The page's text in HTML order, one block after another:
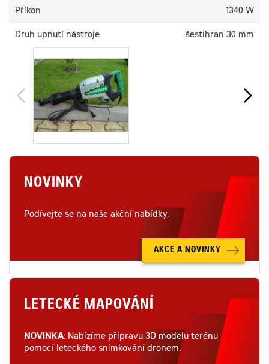
Příkon 1340 W
Druh upnutí nástroje šestihran 30 mm
NOVINKY
Podívejte se na naše akční nabídky.
AKCE A NOVINKY
LETECKÉ MAPOVÁNÍ
NOVINKA: Nabízíme přípravu 3D modelu terénu
pomocí leteckého snímkování dronem.